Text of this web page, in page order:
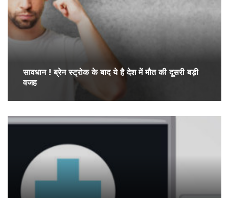
सावधान ! ब्रेन स्ट्रोक के बाद ये है देश में मौत की दूसरी बड़ी
वजह